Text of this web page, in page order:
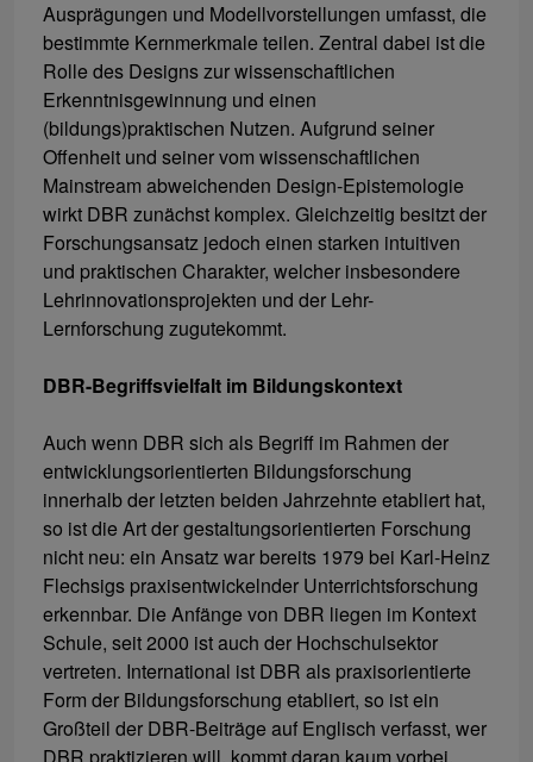
Ausprägungen und Modellvorstellungen umfasst, die
bestimmte Kernmerkmale teilen. Zentral dabei ist die
Rolle des Designs zur wissenschaftlichen
Erkenntnisgewinnung und einen
(bildungs)praktischen Nutzen. Aufgrund seiner
Offenheit und seiner vom wissenschaftlichen
Mainstream abweichenden Design-Epistemologie
wirkt DBR zunächst komplex. Gleichzeitig besitzt der
Forschungsansatz jedoch einen starken intuitiven
und praktischen Charakter, welcher insbesondere
Lehrinnovationsprojekten und der Lehr-
Lernforschung zugutekommt.
DBR-Begriffsvielfalt im Bildungskontext
Auch wenn DBR sich als Begriff im Rahmen der
entwicklungsorientierten Bildungsforschung
innerhalb der letzten beiden Jahrzehnte etabliert hat,
so ist die Art der gestaltungsorientierten Forschung
nicht neu: ein Ansatz war bereits 1979 bei Karl-Heinz
Flechsigs praxisentwickelnder Unterrichtsforschung
erkennbar. Die Anfänge von DBR liegen im Kontext
Schule, seit 2000 ist auch der Hochschulsektor
vertreten. International ist DBR als praxisorientierte
Form der Bildungsforschung etabliert, so ist ein
Großteil der DBR-Beiträge auf Englisch verfasst, wer